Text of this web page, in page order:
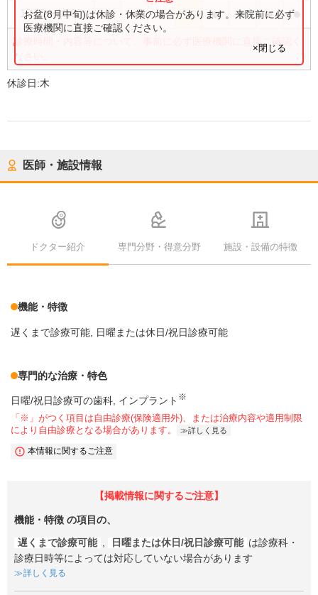
10:00〜21:00 ● ● ● ● ● ● ●
診療時間・内容等について、事前に必ず医療機関に直接ご確認く
お盆(8月中旬)は休診・休業の場合があります。来院前に必ず
医療機関に直接ご確認ください。
×閉じる
休診日:木
医師・施設情報
ドクター紹介 専門分野・得意分野 施設・設備の特徴
機能・特徴
遅くまで診療可能 日曜または休日/祝日診療可能
専門的な治療・特色
日曜/祝日診療可の歯科 インプラント ※
「※」がつく項目は自由診療(保険適用外)、または治療内容や適用制限
により自由診療となる場合があります。
詳しく見る
本情報に関するご注意
【掲載情報に関するご注意】
機能・特徴 の項目の、
遅くまで診療可能 , 日曜または休日/祝日診療可能 は診療科・
診療日時等によっては対応していない場合があります
詳しく見る